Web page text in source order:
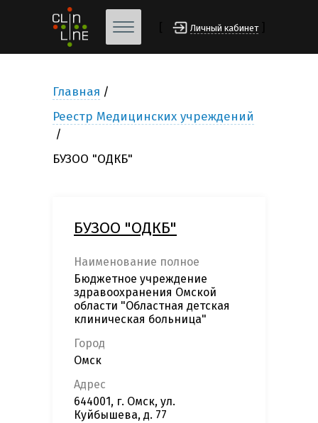
Личный кабинет
Главная
Реестр Медицинских учреждений
БУЗОО "ОДКБ"
БУЗОО "ОДКБ"
Наименование полное
Бюджетное учреждение
здравоохранения Омской
области "Областная детская
клиническая больница"
Город
Омск
Адрес
644001, г. Омск, ул.
Куйбышева, д. 77